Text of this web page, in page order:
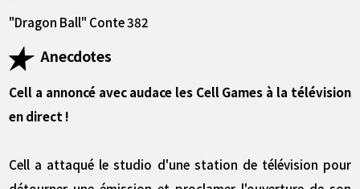
"Dragon Ball" Conte 382
Anecdotes
Cell a annoncé avec audace les Cell Games à la télévision
en direct !
Cell a attaqué le studio d'une station de télévision pour